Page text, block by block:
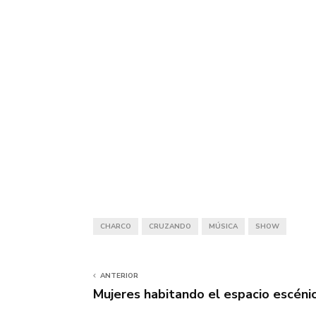
CHARCO CRUZANDO MÚSICA SHOW
ANTERIOR
Mujeres habitando el espacio